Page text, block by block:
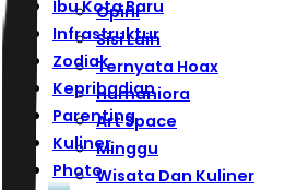
Ibu Kota Baru
Infrastruktur
Zodiak
Kepribadian
Parenting
Kuliner
Photo
Opini
Sisi Lain
Ternyata Hoax
Humaniora
Art Space
Minggu
Wisata Dan Kuliner